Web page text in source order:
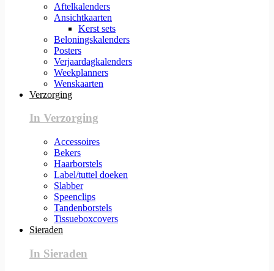
Aftelkalenders
Ansichtkaarten
Kerst sets
Beloningskalenders
Posters
Verjaardagkalenders
Weekplanners
Wenskaarten
Verzorging
In Verzorging
Accessoires
Bekers
Haarborstels
Label/tuttel doeken
Slabber
Speenclips
Tandenborstels
Tissueboxcovers
Sieraden
In Sieraden